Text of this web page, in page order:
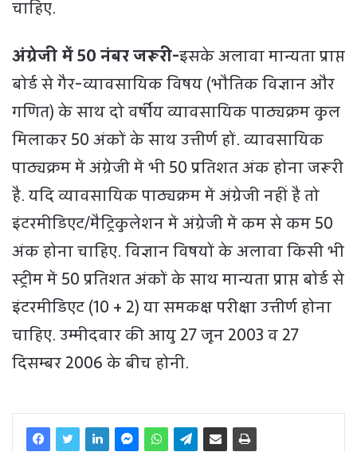
चाहिए.
अंग्रेजी में 50 नंबर जरूरी-इसके अलावा मान्यता प्राप्त
बोर्ड से गैर-व्यावसायिक विषय (भौतिक विज्ञान और
गणित) के साथ दो वर्षीय व्यावसायिक पाठ्यक्रम कुल
मिलाकर 50 अंकों के साथ उत्तीर्ण हों. व्यावसायिक
पाठ्यक्रम में अंग्रेजी में भी 50 प्रतिशत अंक होना जरूरी
है. यदि व्यावसायिक पाठ्यक्रम में अंग्रेजी नहीं है तो
इंटरमीडिएट/मैट्रिकुलेशन में अंग्रेजी में कम से कम 50
अंक होना चाहिए. विज्ञान विषयों के अलावा किसी भी
स्ट्रीम में 50 प्रतिशत अंकों के साथ मान्यता प्राप्त बोर्ड से
इंटरमीडिएट (10 + 2) या समकक्ष परीक्षा उत्तीर्ण होना
चाहिए. उम्मीदवार की आयु 27 जून 2003 व 27
दिसम्बर 2006 के बीच होनी.